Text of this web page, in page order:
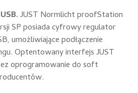
JUST Normlicht proofStation
SP posiada cyfrowy regulator
umożliwiające podłączenie
Optentowany interfejs JUST
oprogramowanie do soft